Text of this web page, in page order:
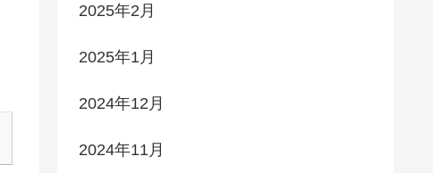
2025年2月
2025年1月
2024年12月
2024年11月